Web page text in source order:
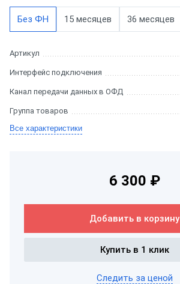
Без ФН 15 месяцев 36 месяцев
Артикул
Интерфейс подключения
Канал передачи данных в ОФД
Группа товаров
Все характеристики
6 300 ₽
Добавить в корзину
Купить в 1 клик
Следить за ценой